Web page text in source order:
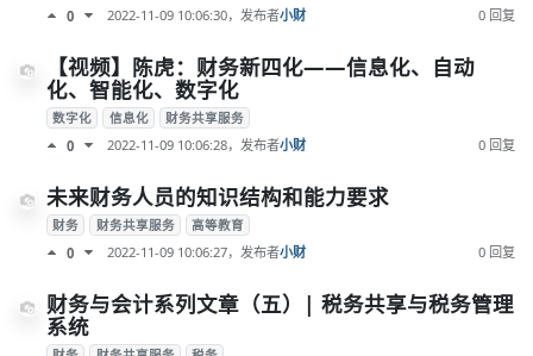
0 2022-11-09 10:06:30，发布者小财 0 回复
【视频】陈虎：财务新四化——信息化、自动
化、智能化、数字化
数字化 信息化 财务共享服务
0 2022-11-09 10:06:28，发布者小财 0 回复
未来财务人员的知识结构和能力要求
财务 财务共享服务 高等教育
0 2022-11-09 10:06:27，发布者小财 0 回复
财务与会计系列文章（五）| 税务共享与税务管理
系统